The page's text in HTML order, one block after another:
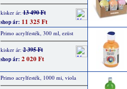
kisker ár:13 490 Ft
shop ár: 11 325 Ft
Primo acrylfesték, 300 ml, ezüst
kisker ár:2 395 Ft
shop ár: 2 020 Ft
Primo acrylfesték, 1000 mi, viola